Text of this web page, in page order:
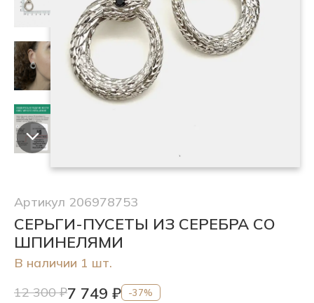
Артикул 206978753
СЕРЬГИ-ПУСЕТЫ ИЗ СЕРЕБРА СО
ШПИНЕЛЯМИ
В наличии 1 шт.
12 300 ₽7 749 ₽ -37%